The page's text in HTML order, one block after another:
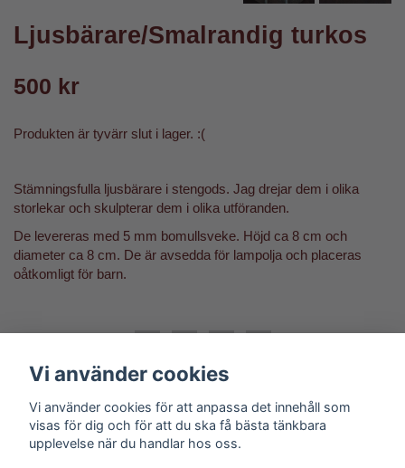
Ljusbärare/Smalrandig turkos
500 kr
Produkten är tyvärr slut i lager. :(
Stämningsfulla ljusbärare i stengods. Jag drejar dem i olika
storlekar och skulpterar dem i olika utföranden.
De levereras med 5 mm bomullsveke. Höjd ca 8 cm och
diameter ca 8 cm. De är avsedda för lampolja och placeras
oåtkomligt för barn.
Vi använder cookies
Vi använder cookies för att anpassa det innehåll som
visas för dig och för att du ska få bästa tänkbara
upplevelse när du handlar hos oss.